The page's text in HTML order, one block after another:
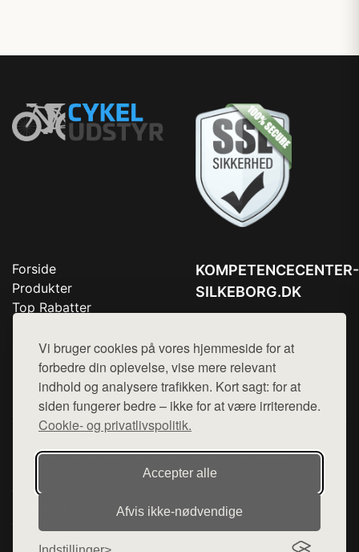
Vi bruger cookies på vores hjemmeside for at
forbedre din oplevelse, vise mere relevant
indhold og analysere trafikken. Kort sagt: for at
siden fungerer bedre – ikke for at være irriterende.
Cookie- og privatlivspolitik.
Accepter alle
Afvis ikke‑nødvendige
Forside
Produkter
Top Rabatter
Kontakt
KOMPETENCECENTER-
SILKEBORG.DK
Mail:hej@want.dk
Cookie- og privatlivspolitik
Denne side er en del af want.dk, der udgiver en række
hjemmesider med præsentation af forskellige produkter fra
diverse webshops. Der sælges ikke varer fra denne side - vi
henviser til de shops, som sælger varen. Vi har heller ikke
varerne på lager.